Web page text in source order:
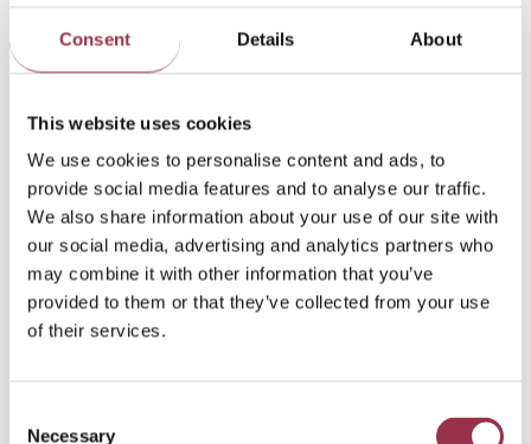
Consent Details About
This website uses cookies
We use cookies to personalise content and ads, to
provide social media features and to analyse our traffic.
We also share information about your use of our site with
our social media, advertising and analytics partners who
may combine it with other information that you’ve
provided to them or that they’ve collected from your use
of their services.
Necessary
PSYTREC Zeist
Basispsycholoog
Forta Volwassenen Sliedrecht
Bekijk vacature